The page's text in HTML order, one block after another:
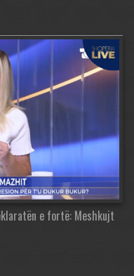
e fortë: Meshkujt